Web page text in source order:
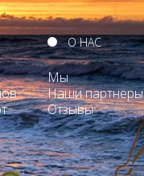
О НАС
Мы
Наши партнеры
Отзывы